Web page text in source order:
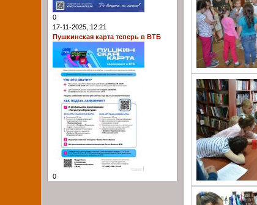
0
17-11-2025, 12:21
Пушкинская карта теперь в ВТБ
0